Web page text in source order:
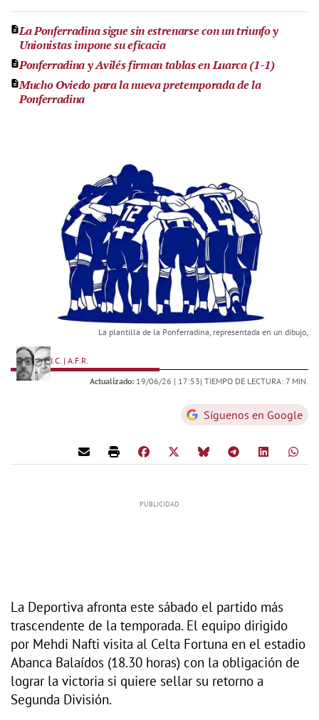
La Ponferradina sigue sin estrenarse con un triunfo y
Unionistas impone su eficacia
Ponferradina y Avilés firman tablas en Luarca (1-1)
Mucho Oviedo para la nueva pretemporada de la
Ponferradina
La plantilla de la Ponferradina, representada en un dibujo,
J.C. | A.F.R.
Actualizado: 19/06/26 | 17:53| TIEMPO DE LECTURA: 7 MIN.
Síguenos en Google
La Deportiva afronta este sábado el partido más
trascendente de la temporada. El equipo dirigido
por Mehdi Nafti visita al Celta Fortuna en el estadio
Abanca Balaídos (18.30 horas) con la obligación de
lograr la victoria si quiere sellar su retorno a
Segunda División.